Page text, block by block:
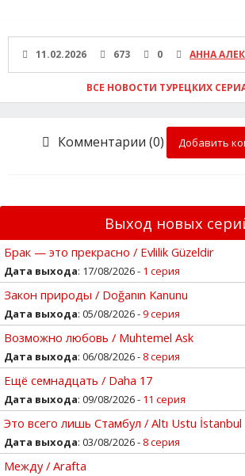
11.02.2026 673 0 АННА
ВСЕ НОВОСТИ ТУРЕЦКИХ
Комментарии (0) Добавить
Выход новых
Брак — это прекрасно / Evlilik Güzeldir
Дата выхода: 17/08/2026 - 1 серия
Закон природы / Doğanın Kanunu
Дата выхода: 05/08/2026 -9 серия
Возможно любовь / Muhtemel Ask
Дата выхода: 06/08/2026 - 8 серия
Ещё семнадцать / Daha 17
Дата выхода: 09/08/2026 - 11 серия
Это всего лишь Стамбул / Altı Ustu İstanbul
Дата выхода: 03/08/2026 - 8 серия
Между / Arafta